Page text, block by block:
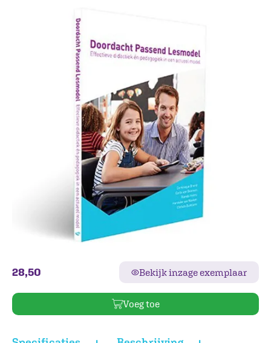
28,50 Bekijk inzage exemplaar
Voeg toe